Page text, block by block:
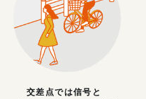
交差点では信号と